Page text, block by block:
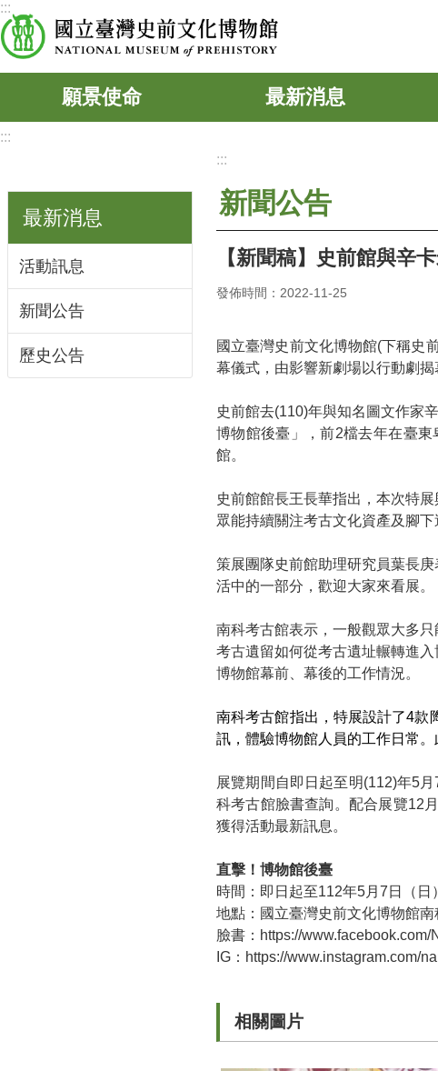
跳到主要內容區塊
:::
願景使命 最新消息
:::
最新消息
活動訊息
新聞公告
歷史公告
:::
新聞公告
【新聞稿】史前館與辛
發佈時間：2022-11-25
國立臺灣史前文化博物館(下稱史
幕儀式，由影響新劇場以行動劇
史前館去(110)年與知名圖文作家
博物館後臺」，前2檔去年在臺
館。
史前館館長王長華指出，本次特
眾能持續關注考古文化資產及腳下
策展團隊史前館助理研究員葉長
活中的一部分，歡迎大家來看展。
南科考古館表示，一般觀眾大多
考古遺留如何從考古遺址輾轉進
博物館幕前、幕後的工作情況。
南科考古館指出，特展設計了4款
訊，體驗博物館人員的工作日常
展覽期間自即日起至明(112)年5
科考古館臉書查詢。配合展覽12
獲得活動最新訊息。
直擊！博物館後臺
時間：即日起至112年5月7日（
地點：國立臺灣史前文化博物館
臉書： https://www.facebook.com/
IG ： https://www.instagram.com/
相關圖片